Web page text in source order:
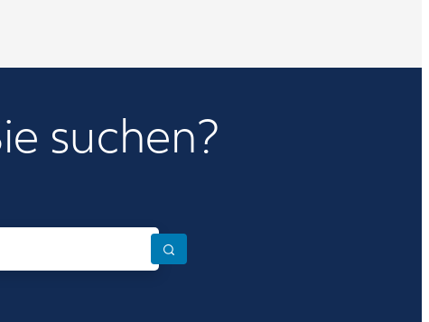
suchen?